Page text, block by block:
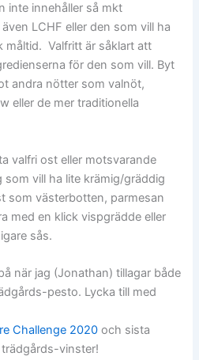
inte innehåller så mkt
LCHF eller den som vill ha
måltid. Valfritt är såklart att
för den som vill. Byt
andra nötter som valnöt,
eller de mer traditionella
valfri ost eller motsvarande
vill ha lite krämig/gräddig
som västerbotten, parmesan
med en klick vispgrädde eller
sås.
när jag (Jonathan) tillagar både
pesto. Lycka till med
Challenge 2020 och sista
vinster!